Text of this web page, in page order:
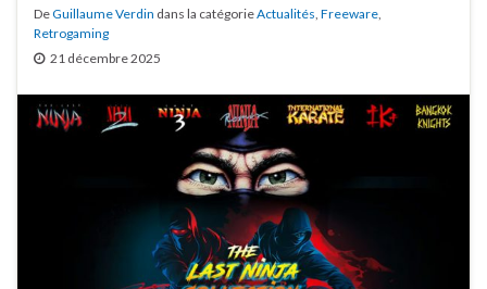
DeGuillaume Verdin dans la catégorieActualités Freeware
Retrogaming
21 décembre 2025